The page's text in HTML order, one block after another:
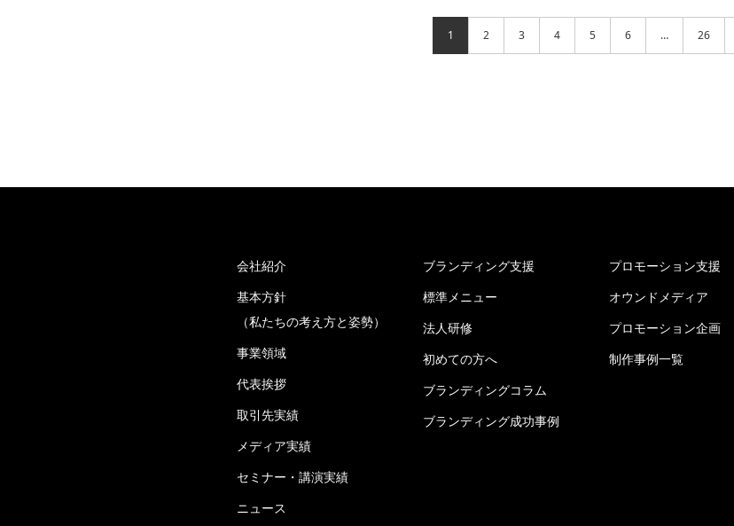
1 2 3 4 5 6 … 26
会社紹介
基本方針
（私たちの考え方と姿勢）
事業領域
代表挨拶
取引先実績
メディア実績
セミナー・講演実績
ニュース
ブランディング支援
標準メニュー
法人研修
初めての方へ
ブランディングコラム
ブランディング成功事例
プロモーション支援
オウンドメディア
プロモーション企画
制作事例一覧